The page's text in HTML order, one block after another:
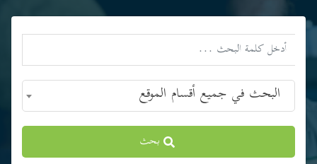
البحث في جميع أقسام الموقع
بحث